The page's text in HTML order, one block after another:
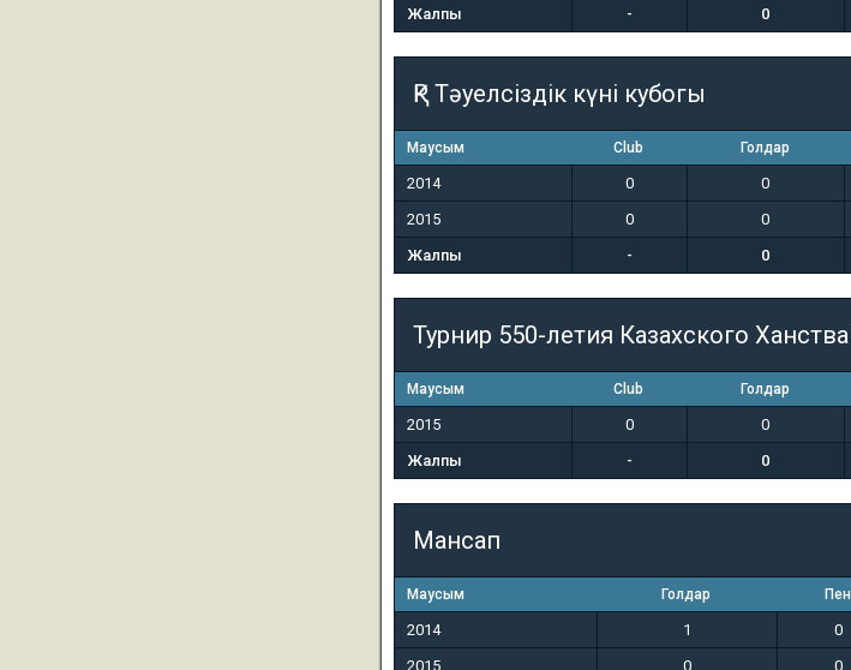
Жалпы
- 0
ҚР Тәуелсіздік күні кубогы
Маусым Club Голдар
2014 0 0
2015
0 0
Жалпы
- 0
Турнир 550-летия Казахского Ханства
Маусым Club Голдар
2015 0 0
Жалпы
- 0
Мансап
Маусым Голдар Пен
2014 1 0
2015
0 0